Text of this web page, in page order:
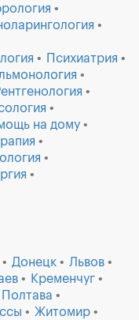
Психиатрия
на дому
Донецк
Львов
Кременчуг
Полтава
Житомир